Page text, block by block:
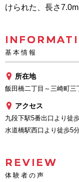
けられた、長さ
基本情報
所在地
飯田橋二丁目～三崎町三
アクセス
九段下駅5番出口より徒
水道橋駅西口より徒歩5
REVIEW
体験者の声